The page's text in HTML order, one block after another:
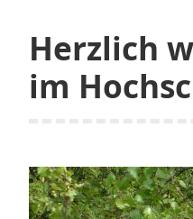
Herzlich
im